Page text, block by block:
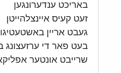
באריכט ענדערונגען
זעט קעיס איינצלהייטן
געבט אריין
בעט פאר די ערזעצונג
שרייבט אונטער